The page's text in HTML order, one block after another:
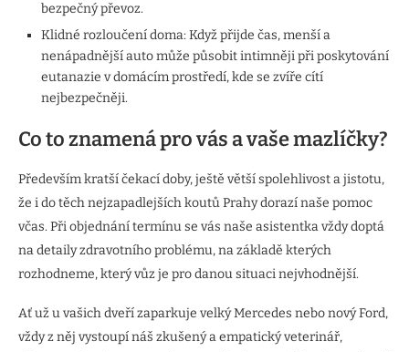
bezpečný převoz.
Klidné rozloučení doma: Když přijde čas, menší a
nenápadnější auto může působit intimněji při poskytování
eutanazie v domácím prostředí, kde se zvíře cítí
nejbezpečněji.
Co to znamená pro vás a vaše mazlíčky?
Především kratší čekací doby, ještě větší spolehlivost a jistotu,
že i do těch nejzapadlejších koutů Prahy dorazí naše pomoc
včas. Při objednání termínu se vás naše asistentka vždy doptá
na detaily zdravotního problému, na základě kterých
rozhodneme, který vůz je pro danou situaci nejvhodnější.
Ať už u vašich dveří zaparkuje velký Mercedes nebo nový Ford,
vždy z něj vystoupí náš zkušený a empatický veterinář,